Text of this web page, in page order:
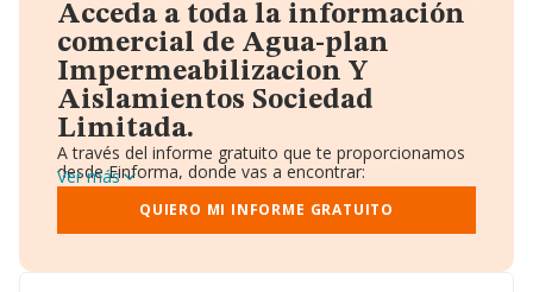
Acceda a toda la información
comercial de Agua-plan
Impermeabilizacion Y
Aislamientos Sociedad
Limitada.
A través del informe gratuito que te proporcionamos
desde Einforma, donde vas a encontrar:
Datos identificativos: Denominación, CIF,
Teléfono, Domicilio.
Informe Mercantil Completo (BORME).
Ver más
QUIERO MI INFORME GRATUITO